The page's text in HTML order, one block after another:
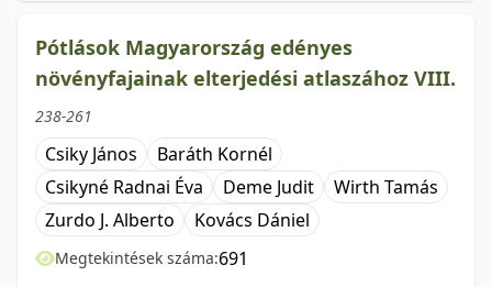
Pótlások Magyarország edényes
növényfajainak elterjedési atlaszához VIII.
238-261
Csiky János
Baráth Kornél
Csikyné Radnai Éva
Deme Judit
Wirth Tamás
Zurdo J. Alberto
Kovács Dániel
Megtekintések száma:691